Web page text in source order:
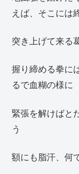
えば、そこには
突き上げて来る
握り締める拳に
るで血糊の様に
緊張を解けばと
う
額にも脂汗、何